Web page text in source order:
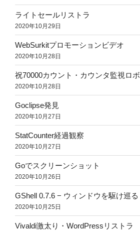
ライトセールリストラ
2020年10月29日
WebSurkitプロモーションビデオ
2020年10月28日
祝70000カウント・カウンタ監視ロボ
2020年10月28日
Goclipse発見
2020年10月27日
StatCounter経過観察
2020年10月27日
Goでスクリーンショット
2020年10月26日
GShell 0.7.6 − ウィンドウを駆け巡る
2020年10月25日
Vivaldi激太り・WordPressリストラ